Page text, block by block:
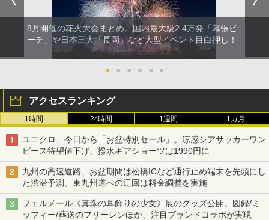
8月開催の花火大会まとめ。国内最大級2.4万発「幕張ビ
ーチ」や日本三大「長岡」など大型イベント目白押し！
● ● ● ● ● ●
アクセスランキング
1時間 24時間 1週間 1カ月
ユニクロ、今日から「お盆特別セール」。涼感シアサッカーワン
ピース待望値下げ、撥水ギアショーツは1990円に
九州の高速道路、お盆期間は松橋ICなど通行止め端末を先頭にし
た渋滞予測。東九州道への迂回は料金調整を実施
フェルメール《真珠の耳飾りの少女》展のグッズ公開。図録/ミ
ッフィー/葬送のフリーレンほか、注目ブランドコラボが実現